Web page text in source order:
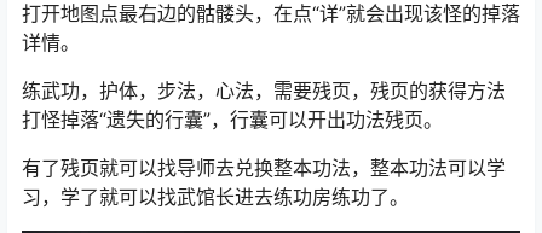
打开地图点最右边的骷髅头，在点“详”就会出现该怪的掉落
详情。
练武功，护体，步法，心法，需要残页，残页的获得方法
打怪掉落“遗失的行囊”，行囊可以开出功法残页。
有了残页就可以找导师去兑换整本功法，整本功法可以学
习，学了就可以找武馆长进去练功房练功了。